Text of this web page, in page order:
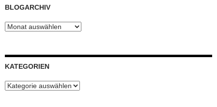
BLOGARCHIV
Blogarchiv
KATEGORIEN
Kategorien